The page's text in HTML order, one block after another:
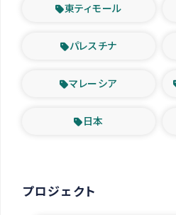
東ティモール
パレスチナ
マレーシア
日本
プロジェクト